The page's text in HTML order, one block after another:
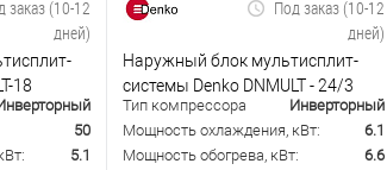
заказ (10-12
дней)
18
50
5.1
Под заказ (10-12
дней)
Наружный блок мультисплит-
системы Denko DNMULT - 24/3
Тип компрессора
Инверторный
Мощность охлаждения, кВт:
6.1
Мощность обогрева, кВт:
6.6